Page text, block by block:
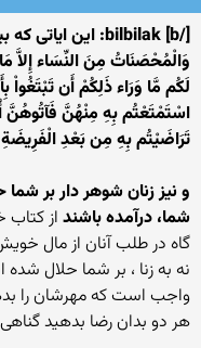
[/b] bilbilak: این ایاتی که بیان کردید با معنی بارید اینجا سپاس
وَالْمُحْصَنَاتُ مِنَ النِّسَاء إِلاَّ
لَكُم مَّا وَرَاء ذَلِكُمْ أَن
اسْتَمْتَعْتُم بِهِ مِنْهُنَّ فَآتُوهُنَّ
تَرَاضَيْتُم بِهِ مِن بَعْدِ
شما، درآمده باشند از کتاب
گاه در طلب آنان از مال خويش
نه به زنا ، بر شما حلال شده
واجب است که مهرشان را
هر دو بدان رضا بدهيد